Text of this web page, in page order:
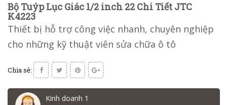
Bộ Tuýp Lục Giác 1/2 inch 22 Chi Tiết JTC
K4223
Thiết bị hỗ trợ công việc nhanh, chuyên nghiệp
cho những kỹ thuật viên sửa chữa ô tô
Chia sẻ:
Kinh doanh 1